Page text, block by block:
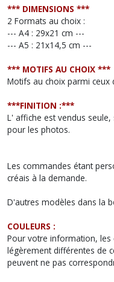
*** DIMENSIONS ***
2 Formats au choix :
--- A4 : 29x21 cm ---
--- A5 : 21x14,5 cm ---
*** MOTIFS AU CHOIX ***
Motifs au choix parmi ceux
***FINITION :***
L' affiche est vendus
pour les photos.
Les commandes étant
créais à la demande.
D'autres modèles dans la
COULEURS :
Pour votre information, les
légèrement différentes de
peuvent ne pas